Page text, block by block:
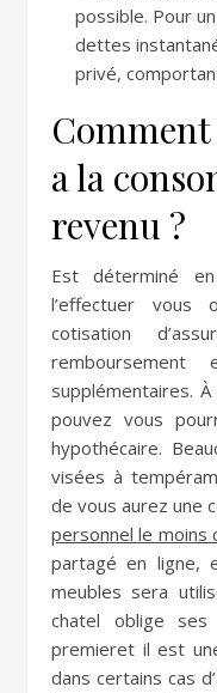
possible. Pour
dettes
privé,
a la
revenu ?
Est déterminé
l’effectuer vous
cotisation
supplémentaires.
pouvez vous
hypothécaire.
visées à
de vous aurez une
personnel le moins
partagé en ligne,
meubles sera
chatel oblige
premieret il est
dans certains cas